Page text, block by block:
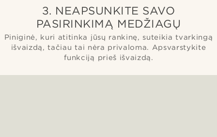
3. NEAPSUNKITE SAVO
PASIRINKIMĄ MEDŽIAGŲ
Piniginė, kuri atitinka jūsų rankinę, suteikia tvarkingą
išvaizdą, tačiau tai nėra privaloma. Apsvarstykite
funkciją prieš išvaizdą.